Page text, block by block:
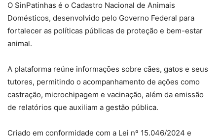
O SinPatinhas é o Cadastro Nacional de Animais
Domésticos, desenvolvido pelo Governo Federal para
fortalecer as políticas públicas de proteção e bem-estar
animal.
A plataforma reúne informações sobre cães, gatos e seus
tutores, permitindo o acompanhamento de ações como
castração, microchipagem e vacinação, além da emissão
de relatórios que auxiliam a gestão pública.
Criado em conformidade com a Lei nº 15.046/2024 e